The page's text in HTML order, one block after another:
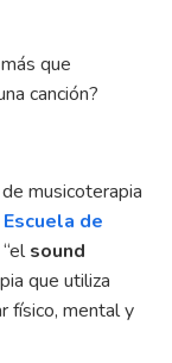
que
canción?
musicoterapia
Escuela de
sound
que utiliza
físico, mental y